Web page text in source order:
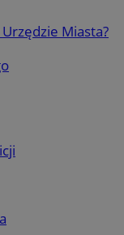
Urzędzie Miasta?